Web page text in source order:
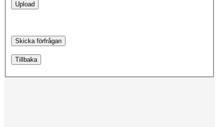
Skicka förfrågan
Tillbaka